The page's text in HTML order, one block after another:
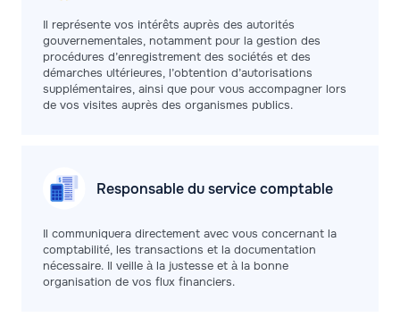
Il représente vos intérêts auprès des autorités
gouvernementales, notamment pour la gestion des
procédures d’enregistrement des sociétés et des
démarches ultérieures, l’obtention d’autorisations
supplémentaires, ainsi que pour vous accompagner lors
de vos visites auprès des organismes publics.
Responsable du servicecomptable
Il communiquera directement avec vous concernant la
comptabilité, les transactions et la documentation
nécessaire. Il veille à la justesse et à la bonne
organisation de vos flux financiers.